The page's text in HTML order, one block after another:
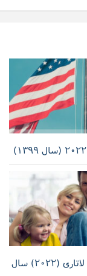
شرایط ثبت نام لاتاری (۲۰۲۲) سال